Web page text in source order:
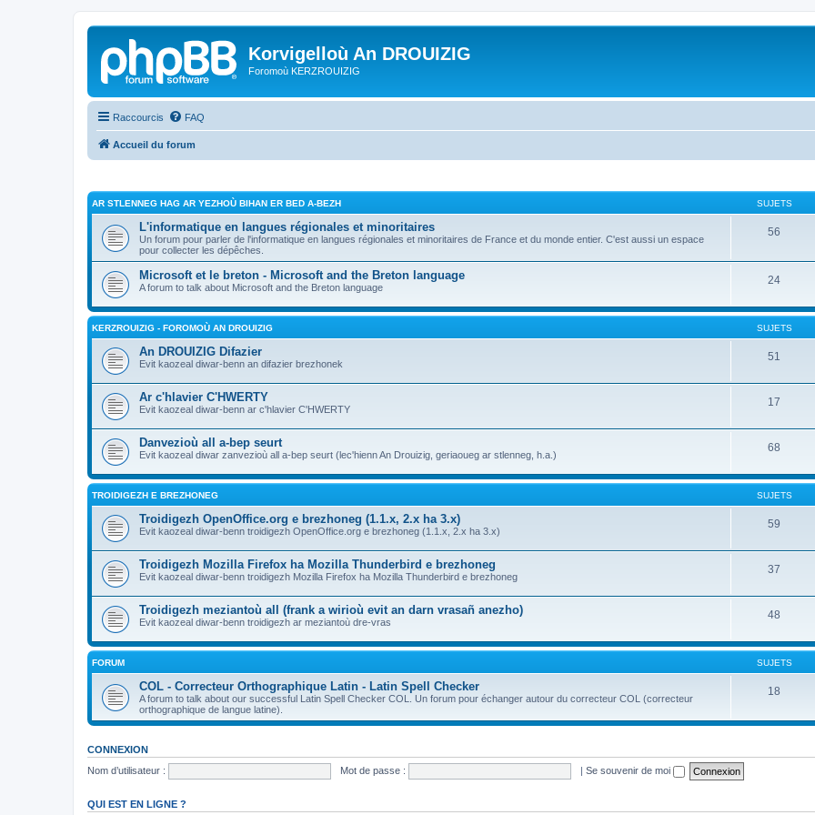
Korvigelloù An DROUIZIG
Foromoù KERZROUIZIG
Raccourcis FAQ
Accueil du forum
AR STLENNEG HAG AR YEZHOÙ BIHAN ER BED A-BEZH SUJETS
L'informatique en langues régionales et minoritaires
Un forum pour parler de l'informatique en langues régionales et minoritaires de France et du monde entier. C'est aussi un espace
pour collecter les dépêches.
56
Microsoft et le breton - Microsoft and the Breton language
A forum to talk about Microsoft and the Breton language
24
KERZROUIZIG - FOROMOÙ AN DROUIZIG SUJETS
An DROUIZIG Difazier
Evit kaozeal diwar-benn an difazier brezhonek
51
Ar c'hlavier C'HWERTY
Evit kaozeal diwar-benn ar c'hlavier C'HWERTY
17
Danvezioù all a-bep seurt
Evit kaozeal diwar zanvezioù all a-bep seurt (lec'hienn An Drouizig, geriaoueg ar stlenneg, h.a.)
68
TROIDIGEZH E BREZHONEG SUJETS
Troidigezh OpenOffice.org e brezhoneg (1.1.x, 2.x ha 3.x)
Evit kaozeal diwar-benn troidigezh OpenOffice.org e brezhoneg (1.1.x, 2.x ha 3.x)
59
Troidigezh Mozilla Firefox ha Mozilla Thunderbird e brezhoneg
Evit kaozeal diwar-benn troidigezh Mozilla Firefox ha Mozilla Thunderbird e brezhoneg
37
Troidigezh meziantoù all (frank a wirioù evit an darn vrasañ anezho)
Evit kaozeal diwar-benn troidigezh ar meziantoù dre-vras
48
FORUM SUJETS
COL - Correcteur Orthographique Latin - Latin Spell Checker
A forum to talk about our successful Latin Spell Checker COL. Un forum pour échanger autour du correcteur COL (correcteur
orthographique de langue latine).
18
CONNEXION
Nom d’utilisateur :
Mot de passe : | Se souvenir de moi
QUI EST EN LIGNE ?